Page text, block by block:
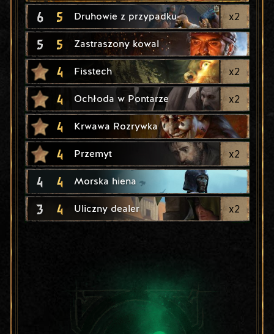
6 5 Druhowie z przypadku x2
5 5 Zastraszony kowal
4 Fisstech x2
4 Ochłoda w Pontarze x2
4 Krwawa Rozrywka
4 Przemyt x2
4 4 Morska hiena
3 4 Uliczny dealer x2